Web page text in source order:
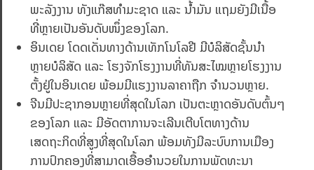
ພະລັງງານ ທັງແກ໊ສທຳມະຊາດ ແລະ ນໍ້າມັນ ແຖມຍັງມີເນື້ອ
ທີ່ຫຼາຍເປັນອັນດັບໜຶ່ງຂອງໂລກ.
ອິນເດຍ ໂດດເດັ່ນທາງດ້ານເທັກໂນໂລຢີ ມີບໍລິສັດຊັ້ນນຳ
ຫຼາຍບໍລິສັດ ແລະ ໂຮງຈັກໂຮງງານທີ່ທັນສະໄໝຫຼາຍໂຮງງານ
ຕັ້ງຢູ່ໃນອິນເດຍ ພ້ອມມີແຮງງານລາຄາຖືກ ຈຳນວນຫຼາຍ.
ຈີນມີປະຊາກອນຫຼາຍທີ່ສຸດໃນໂລກ ເປັນຕະຫຼາດອັນດັບຕົ້ນໆ
ຂອງໂລກ ແລະ ມີອັດຕາການຈະເລີນເຕີບໂຕທາງດ້ານ
ເສດຖະກິດທີ່ສູງທີ່ສຸດໃນໂລກ ພ້ອມທັງມີລະບົບການເມືອງ
ການປົກຄອງທີ່ສາມາດເອື້ອອຳນວຍໃນການພັດທະນາ